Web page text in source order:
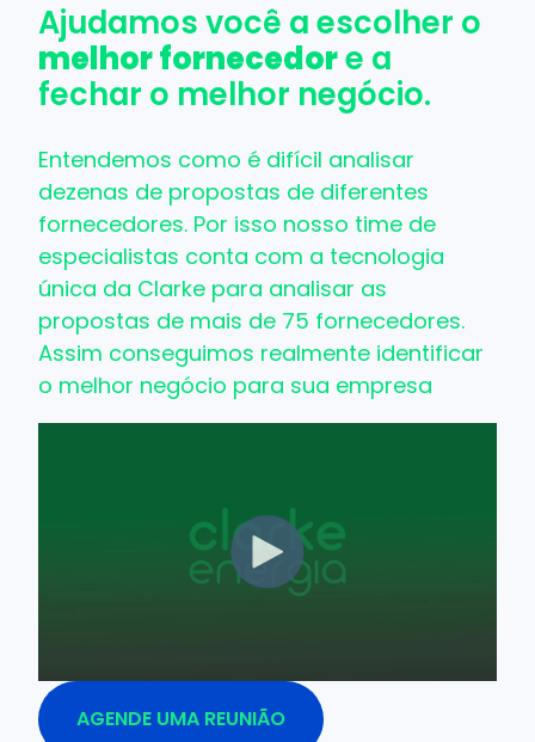
Ajudamos você a escolher o
melhor fornecedore a
fechar o melhor negócio.
Entendemos como é difícil analisar
dezenas de propostas de diferentes
fornecedores. Por isso nosso time de
especialistas conta com a tecnologia
única da Clarke para analisar as
propostas de mais de 75 fornecedores.
Assim conseguimos realmente identificar
o melhor negócio para sua empresa
AGENDE UMA REUNIÃO